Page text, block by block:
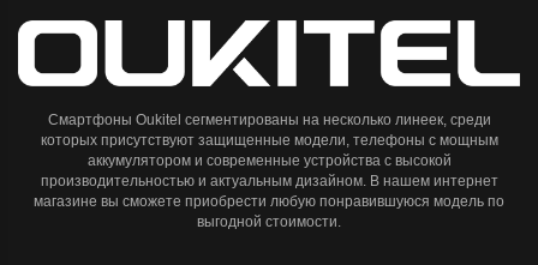
Смартфоны Oukitel сегментированы на несколько линеек, среди
которых присутствуют защищенные модели, телефоны с мощным
аккумулятором и современные устройства с высокой
производительностью и актуальным дизайном. В нашем интернет
магазине вы сможете приобрести любую понравившуюся модель по
выгодной стоимости.